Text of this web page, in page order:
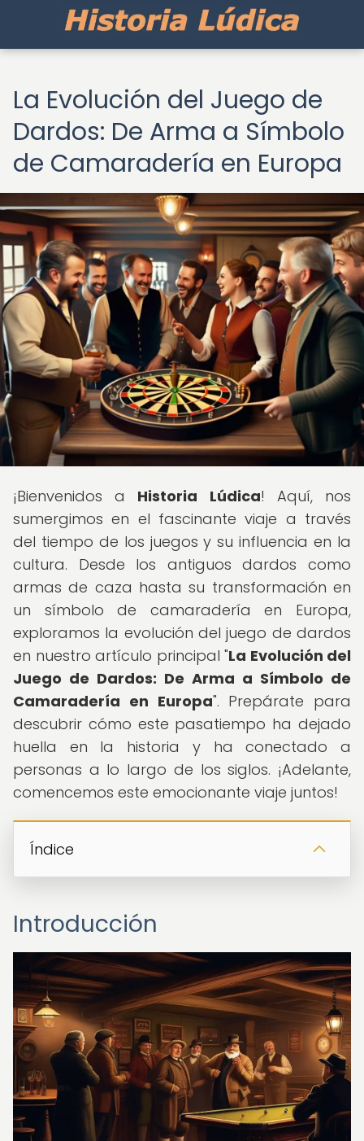
La Evolución del Juego de
Dardos: De Arma a Símbolo
de Camaradería en Europa
¡Bienvenidos a Historia Lúdica! Aquí, nos
sumergimos en el fascinante viaje a través
del tiempo de los juegos y su influencia en la
cultura. Desde los antiguos dardos como
armas de caza hasta su transformación en
un símbolo de camaradería en Europa,
exploramos la evolución del juego de dardos
en nuestro artículo principal "La Evolución del
Juego de Dardos: De Arma a Símbolo de
Camaradería en Europa". Prepárate para
descubrir cómo este pasatiempo ha dejado
huella en la historia y ha conectado a
personas a lo largo de los siglos. ¡Adelante,
comencemos este emocionante viaje juntos!
Índice
Introducción